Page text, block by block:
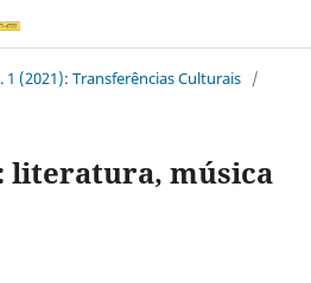
1 (2021): Transferências Culturais /
literatura, música